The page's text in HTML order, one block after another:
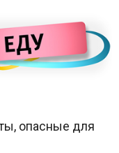
опасные для